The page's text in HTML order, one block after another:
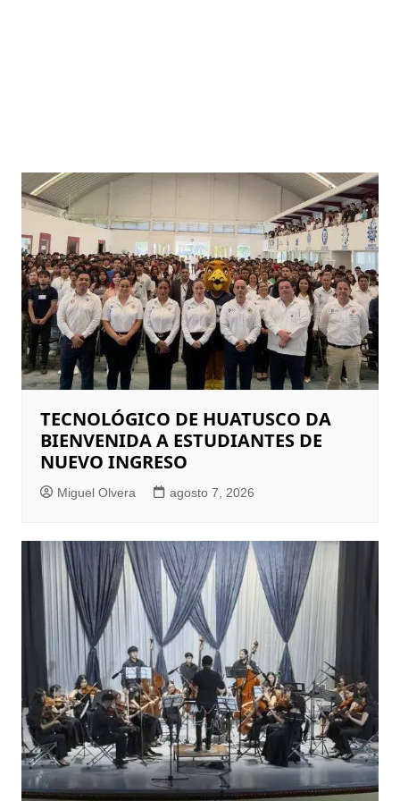
TECNOLÓGICO DE HUATUSCO DA
BIENVENIDA A ESTUDIANTES DE
NUEVO INGRESO
Miguel Olvera agosto 7, 2026